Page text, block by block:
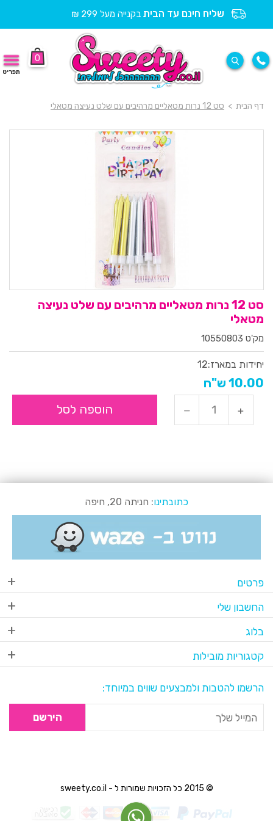
שליח חינם עד הבית בקנייה מעל 299 ₪
0
תפריט
דף הבית > סט 12 נרות מטאליים מרהיבים עם שלט נעיצה מטאלי
סט 12 נרות מטאליים מרהיבים עם שלט נעיצה
מטאלי
מק'ט 10550803
יחידות במארז:12
10.00 ש"ח
הוספה לסל
כתובתינו: חניתה 20, חיפה
פרטים
החשבון שלי
בלוג
קטגוריות מובילות
הרשמו להטבות ולמבצעים שווים במיוחד:
הירשם
© 2015 כל הזכויות שמורות ל - sweety.co.il